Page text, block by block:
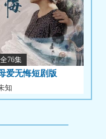
全76集
爱无悔短剧版
知